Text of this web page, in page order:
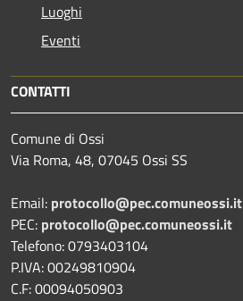
Luoghi
Eventi
CONTATTI
Comune di Ossi
Via Roma, 48, 07045 Ossi SS
Email: protocollo@pec.comuneossi.it
PEC: protocollo@pec.comuneossi.it
Telefono: 0793403104
P.IVA: 00249810904
C.F: 00094050903